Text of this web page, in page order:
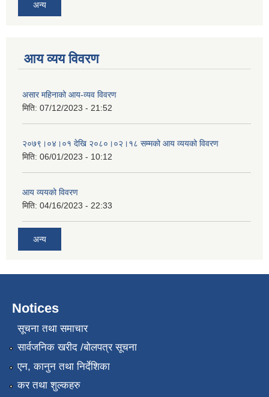
अन्य
आय व्यय विवरण
असार महिनाको आय-व्यव विवरण
मिति: 07/12/2023 - 21:52
२०७९।०४।०१ देखि २०८०।०२।१८ सम्मको आय व्ययको विवरण
मिति: 06/01/2023 - 10:12
आय व्ययको विवरण
मिति: 04/16/2023 - 22:33
अन्य
Notices
सूचना तथा समाचार
सार्वजनिक खरीद /बोलपत्र सूचना
एन, कानुन तथा निर्देशिका
कर तथा शुल्कहरु